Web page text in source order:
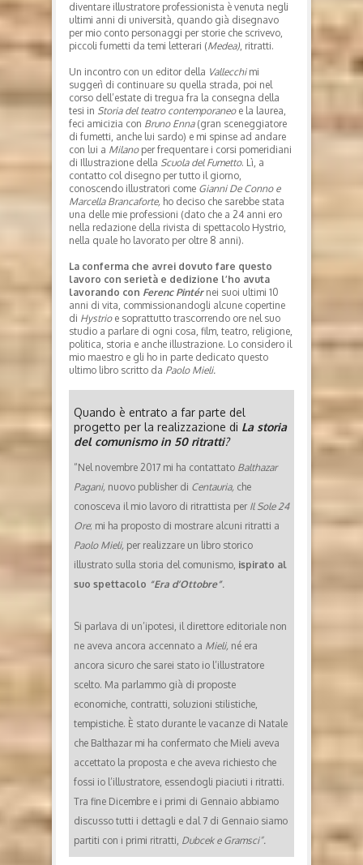
diventare illustratore professionista è venuta negli
ultimi anni di università, quando già disegnavo
per mio conto personaggi per storie che scrivevo,
piccoli fumetti da temi letterari (Medea) , ritratti.
Un incontro con un editor della Vallecchimi
suggerì di continuare su quella strada, poi nel
corso dell’estate di tregua fra la consegna della
tesi in Storia del teatro contemporaneoe la laurea,
feci amicizia con Bruno Enna(gran sceneggiatore
di fumetti, anche lui sardo) e mi spinse ad andare
con lui a Milanoper frequentare i corsi pomeridiani
di Illustrazione della Scuola del Fumetto. Lì, a
contatto col disegno per tutto il giorno,
conoscendo illustratori come Gianni De Conno e
Marcella Brancaforte, ho deciso che sarebbe stata
una delle mie professioni (dato che a 24 anni ero
nella redazione della rivista di spettacolo Hystrio,
nella quale ho lavorato per oltre 8 anni).
La conferma che avrei dovuto fare questo
lavoro con serietà e dedizione l’ho avuta
lavorando con Ferenc Pintér nei suoi ultimi 10
anni di vita, commissionandogli alcune copertine
di Hystrioe soprattutto trascorrendo ore nel suo
studio a parlare di ogni cosa, film, teatro, religione,
politica, storia e anche illustrazione. Lo considero il
mio maestro e gli ho in parte dedicato questo
ultimo libro scritto da Paolo Mieli.
Quando è entrato a far parte del
progetto per la realizzazione di La storia
del comunismo in 50 ritratti?
“Nel novembre 2017 mi ha contattato Balthazar
Pagani, nuovo publisher di Centauria, che
conosceva il mio lavoro di ritrattista per Il Sole 24
Ore; mi ha proposto di mostrare alcuni ritratti a
Paolo Mieli, per realizzare un libro storico
illustrato sulla storia del comunismo, ispirato al
suo spettacolo “Era d’Ottobre”.
Si parlava di un’ipotesi, il direttore editoriale non
ne aveva ancora accennato a Mieli, né era
ancora sicuro che sarei stato io l’illustratore
scelto. Ma parlammo già di proposte
economiche, contratti, soluzioni stilistiche,
tempistiche. È stato durante le vacanze di Natale
che Balthazar mi ha confermato che Mieli aveva
accettato la proposta e che aveva richiesto che
fossi io l’illustratore, essendogli piaciuti i ritratti.
Tra fine Dicembre e i primi di Gennaio abbiamo
discusso tutti i dettagli e dal 7 di Gennaio siamo
partiti con i primi ritratti, Dubcek e Gramsci”.